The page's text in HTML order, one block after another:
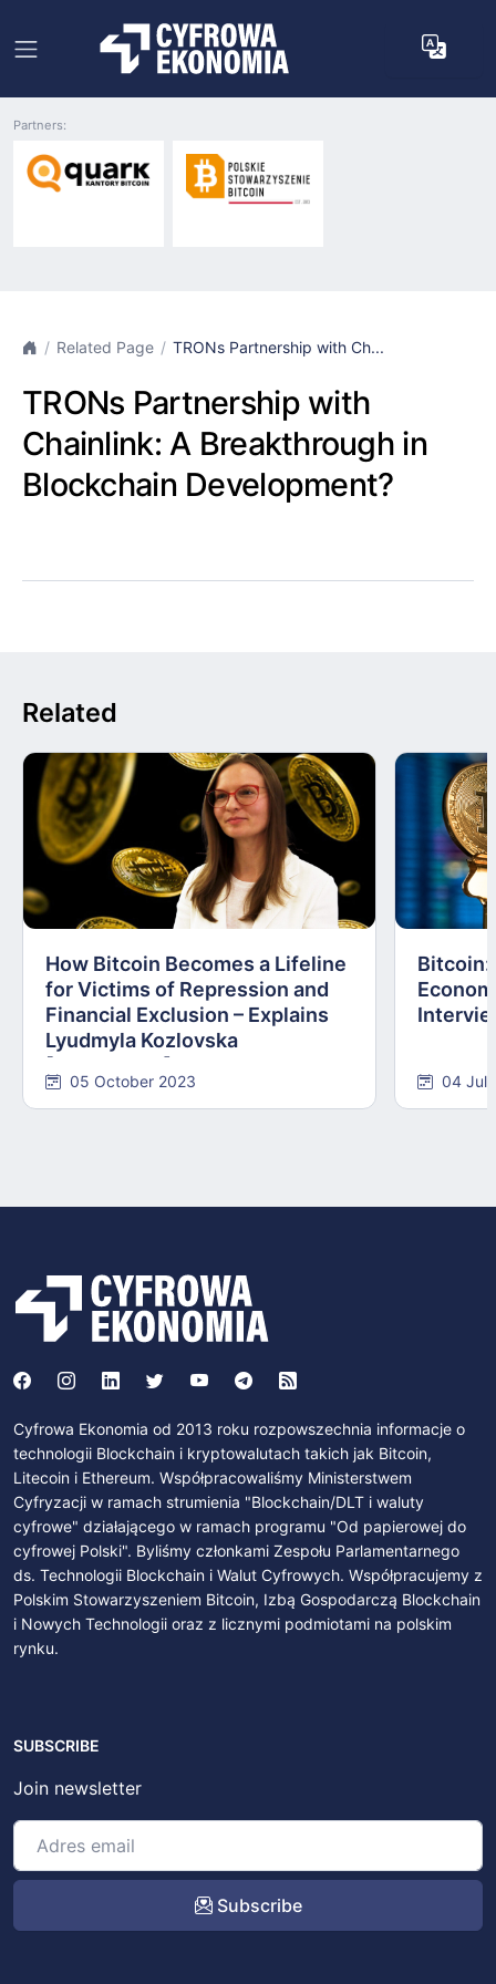
Partners:
Related Page TRONs Partnership with Ch...
TRONs Partnership with
Chainlink: A Breakthrough in
Blockchain Development?
Related
How Bitcoin Becomes a Lifeline
for Victims of Repression and
Financial Exclusion – Explains
Lyudmyla Kozlovska
05 October 2023
Bitcoin:
04
Cyfrowa Ekonomia od 2013 roku rozpowszechnia informacje o
technologii Blockchain i kryptowalutach takich jak Bitcoin,
Litecoin i Ethereum. Współpracowaliśmy Ministerstwem
Cyfryzacji w ramach strumienia "Blockchain/DLT i waluty
cyfrowe" działającego w ramach programu "Od papierowej do
cyfrowej Polski". Byliśmy członkami Zespołu Parlamentarnego
ds. Technologii Blockchain i Walut Cyfrowych. Współpracujemy z
Polskim Stowarzyszeniem Bitcoin, Izbą Gospodarczą Blockchain
i Nowych Technologii oraz z licznymi podmiotami na polskim
rynku.
SUBSCRIBE
Join newsletter
Subscribe